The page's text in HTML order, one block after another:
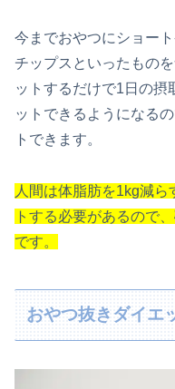
今までおやつにショー
チップスといったもの
ットするだけで1日の摂
ットできるようになる
トできます。
人間は体脂肪を1kg減
トする必要があるので
です。
おやつ抜きダイエ